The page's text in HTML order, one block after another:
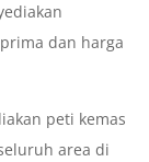
dan harga
peti kemas
area di